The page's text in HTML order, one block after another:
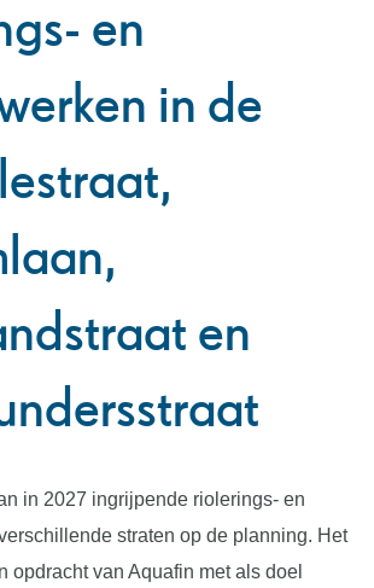
en
in de
en
in 2027 ingrijpende riolerings- en
straten op de planning. Het
opdracht van Aquafin met als doel